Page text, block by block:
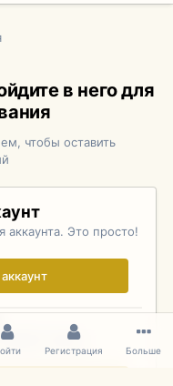
в него для
чтобы оставить
аккаунта. Это просто!
здесь.
Регистрация Больше